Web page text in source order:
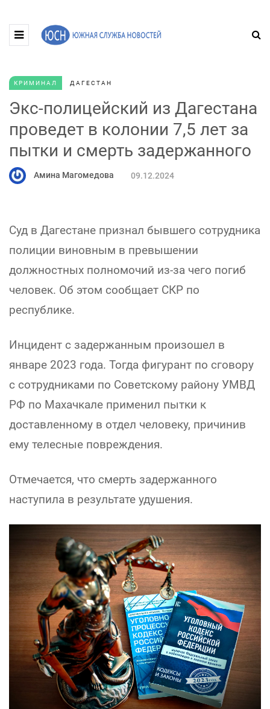
КРИМИНАЛ ДАГЕСТАН
Экс-полицейский из Дагестана
проведет в колонии 7,5 лет за
пытки и смерть задержанного
Амина Магомедова 09.12.2024
Суд в Дагестане признал бывшего сотрудника
полиции виновным в превышении
должностных полномочий из-за чего погиб
человек. Об этом сообщает СКР по
республике.
Инцидент с задержанным произошел в
январе 2023 года. Тогда фигурант по сговору
с сотрудниками по Советскому району УМВД
РФ по Махачкале применил пытки к
доставленному в отдел человеку, причинив
ему телесные повреждения.
Отмечается, что смерть задержанного
наступила в результате удушения.